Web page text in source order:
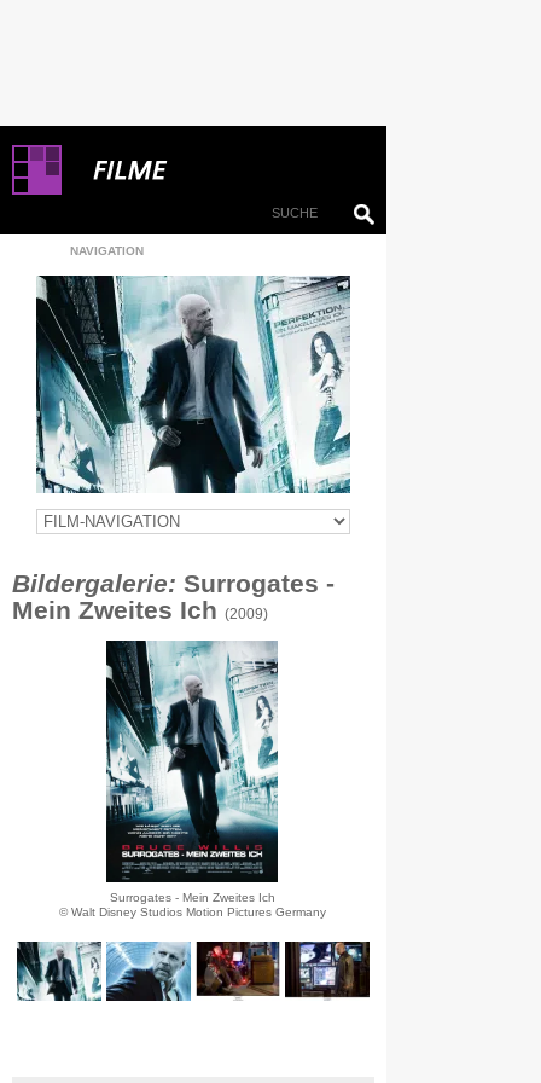
NAVIGATION
Bildergalerie: Surrogates -
Mein Zweites Ich (2009)
Surrogates - Mein Zweites Ich
© Walt Disney Studios Motion Pictures Germany